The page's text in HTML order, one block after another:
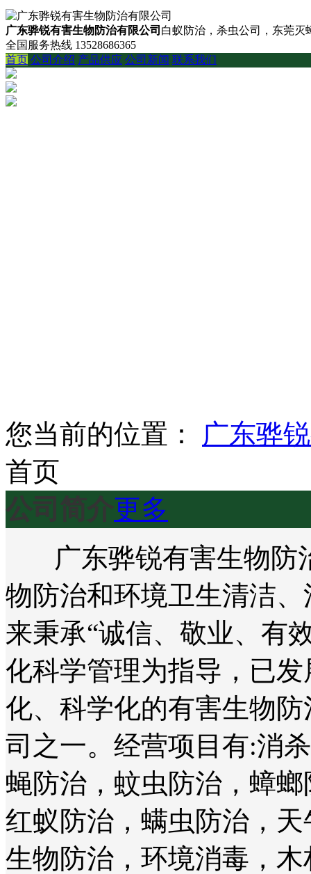
广东骅锐有害生物防治有限公司 白蚁防治，杀虫公司，东莞灭
全国服务热线 13528686365
首页 公司介绍 产品供应 公司新闻 联系我们
您当前的位置：
广东骅
首页
公司简介更多
广东骅锐有害生物防
物防治和环境卫生清洁
来秉承“诚信、敬业、有
化科学管理为指导，已
化、科学化的有害生物
司之一。经营项目有:消
蝇防治，蚊虫防治，蟑
红蚁防治，螨虫防治，
生物防治，环境消毒，